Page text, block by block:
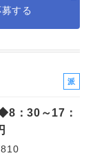
募する
派
社
：30～17：